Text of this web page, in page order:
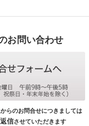
お問い合わせ
らのお問合せにつきましては
信させていただきます